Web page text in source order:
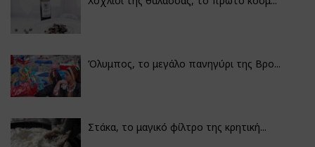
Όλυμπος, το μεγάλο πανηγύρι της Βρο...
Στάκα, το μαγικό φίλτρο της κρητική...